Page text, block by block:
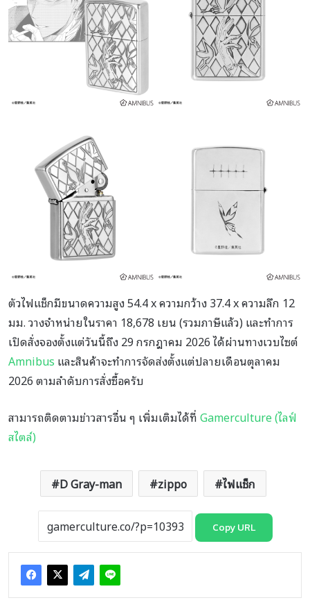
ตัวไฟแช็กมีขนาดความสูง 54.4 x ความกว้าง 37.4 x ความลึก 12
มม. วางจำหน่ายในราคา 18,678 เยน (รวมภาษีแล้ว) และทำการ
เปิดสั่งจองตั้งแต่วันนี้ถึง 29 กรกฎาคม 2026 ได้ผ่านทางเวบไซต์
Amnibus และสินค้าจะทำการจัดส่งตั้งแต่ปลายเดือนตุลาคม
2026 ตามลำดับการสั่งซื้อครับ
สามารถติดตามข่าวสารอื่น ๆ เพิ่มเติมได้ที่Gamerculture (ไลฟ์
สไตล์)
D Gray-man zippo ไฟแช็ก
Copy URL